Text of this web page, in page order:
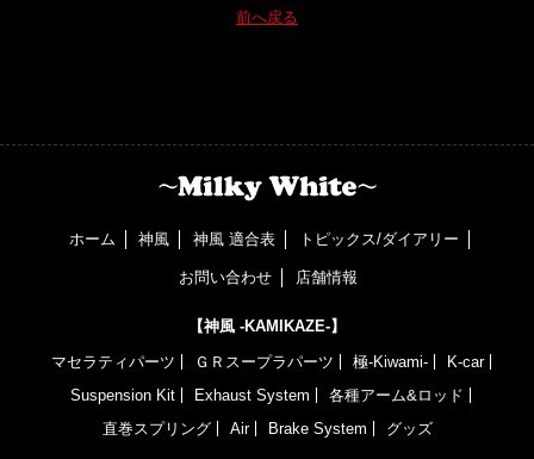
前へ戻る
ホーム 神風 神風 適合表 トピックス/ダイアリー
お問い合わせ 店舗情報
【神風 -KAMIKAZE-】
マセラティパーツ
ＧＲスープラパーツ 極-Kiwami-
K-car
Suspension Kit
Exhaust System
各種アーム&ロッド
直巻スプリング
Air Brake System グッズ